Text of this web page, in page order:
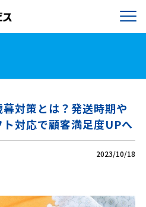
対策とは？発送時期や
対応で顧客満足度UPへ
2023/10/18